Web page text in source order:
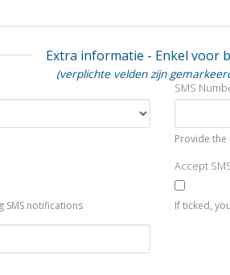
Extra informatie - Enkel voor
(verplichte velden zijn
SMS
Provide the
SMS notifications
Accept
If ticked,